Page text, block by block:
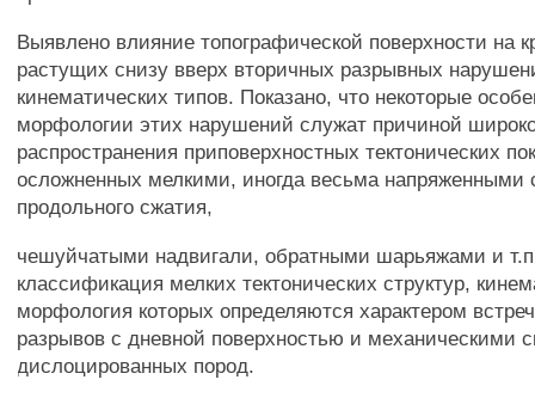
Выявлено влияние топографической поверхности на
растущих снизу вверх вторичных разрывных
кинематических типов. Показано, что некоторые
морфологии этих нарушений служат причиной
распространения приповерхностных тектонических
осложненных мелкими, иногда весьма напряженными
продольного сжатия,
чешуйчатыми надвигали, обратными шарьяжами и
классификация мелких тектонических структур,
морфология которых определяются характером
разрывов с дневной поверхностью и механическими
дислоцированных пород.